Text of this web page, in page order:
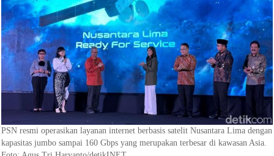
PSN resmi operasikan layanan internet berbasis satelit Nusantara Lima dengan
kapasitas jumbo sampai 160 Gbps yang merupakan terbesar di kawasan Asia.